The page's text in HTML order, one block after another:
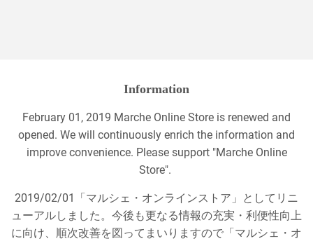
Information
February 01, 2019 Marche Online Store is renewed and
opened. We will continuously enrich the information and
improve convenience. Please support "Marche Online
Store".
2019/02/01「マルシェ・オンラインストア」としてリニ
ューアルしました。今後も更なる情報の充実・利便性向上
に向け、順次改善を図ってまいりますので「マルシェ・オ